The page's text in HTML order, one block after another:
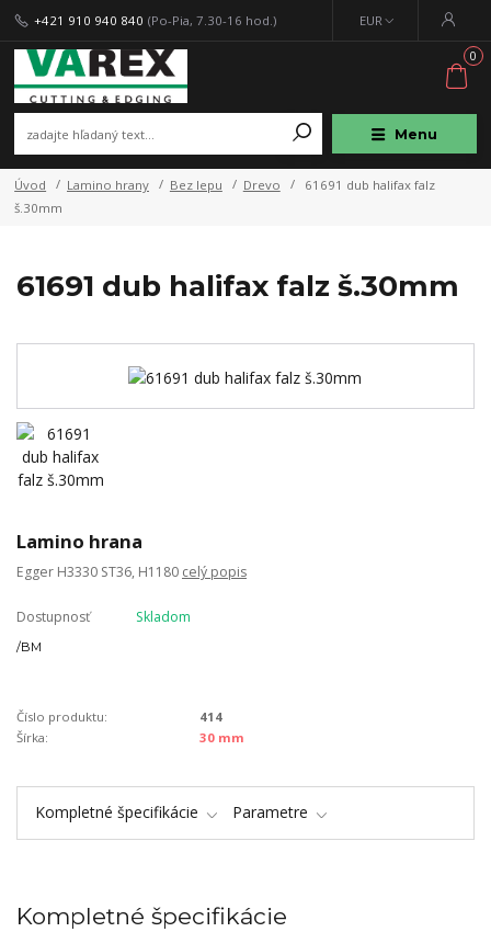
Menu
EUR
+421 910 940 840 (Po-Pia, 7.30-16 hod.)
0
Úvod Lamino hrany Bez lepu Drevo
61691 dub halifax falz
š.30mm
61691 dub halifax falz š.30mm
Lamino hrana
Egger H3330 ST36, H1180 celý popis
Dostupnosť Skladom
/BM
Číslo produktu:
414
Šírka:
30 mm
Kompletné špecifikácie Parametre
Kompletné špecifikácie